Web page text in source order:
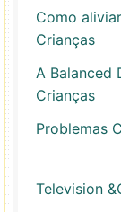
Como
Crianças
A Balanced
Crianças
Problemas
Television